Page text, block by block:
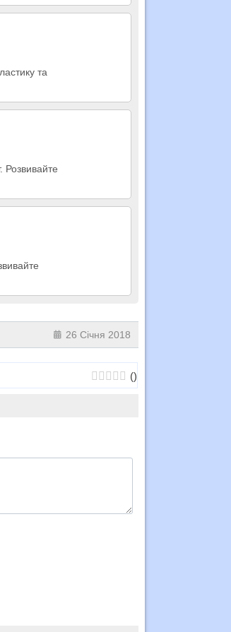
та
Розвивайте
26 Січня 2018
()